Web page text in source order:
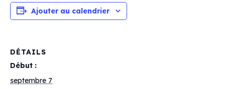
Ajouter au calendrier
DÉTAILS
Début :
septembre 7